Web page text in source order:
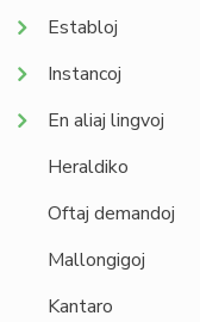
Establoj
Instancoj
En aliaj lingvoj
Heraldiko
Oftaj demandoj
Mallongigoj
Kantaro